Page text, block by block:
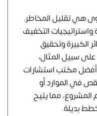
هي تقليل المخاطر.
التخفيف
الكبيرة وتحقيق
سبيل المثال،
مكتب استشارات
في الموارد أو
مما يتيح
بديلة.